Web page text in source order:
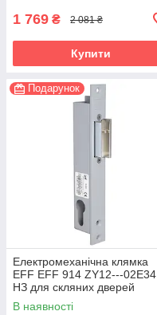
1 769 ₴ 2 081 ₴
Купити
Подарунок
Електромеханічна клямка
EFF EFF 914 ZY12---02E34
НЗ для скляних дверей
В наявності